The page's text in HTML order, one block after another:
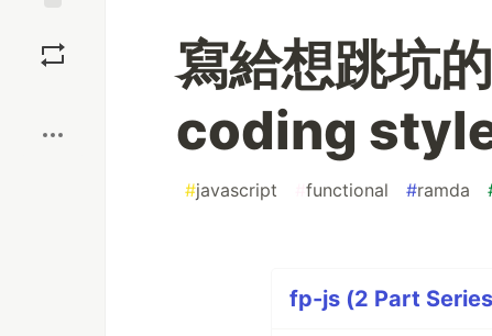
寫給想跳坑
coding
#javascript functional #ramda
fp-js (2 Part